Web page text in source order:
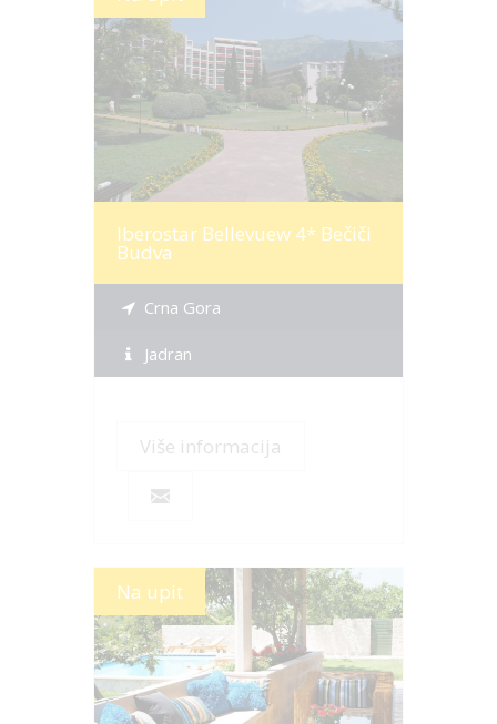
Više informacija
Iberostar Bellevuew 4* Bečiči
Budva
Crna Gora
Jadran
Više informacija
Na upit
Više informacija